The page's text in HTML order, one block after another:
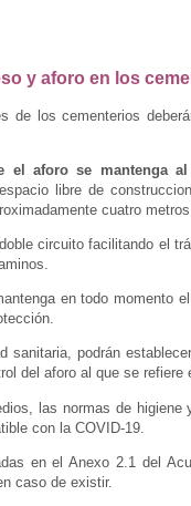
y aforo en los
los cementerios
el aforo se mantenga al
libre de
cuatro metros
circuito facilitando el
en todo momento
sanitaria, podrán
del aforo al que se refiere
las normas de higiene
con la COVID-19.
en el Anexo 2.1 del
caso de existir.